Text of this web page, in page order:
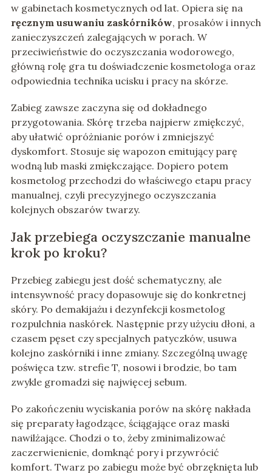
w gabinetach kosmetycznych od lat. Opiera się na
ręcznym usuwaniu zaskórników, prosaków i innych
zanieczyszczeń zalegających w porach. W
przeciwieństwie do oczyszczania wodorowego,
główną rolę gra tu doświadczenie kosmetologa oraz
odpowiednia technika ucisku i pracy na skórze.
Zabieg zawsze zaczyna się od dokładnego
przygotowania. Skórę trzeba najpierw zmiękczyć,
aby ułatwić opróżnianie porów i zmniejszyć
dyskomfort. Stosuje się wapozon emitujący parę
wodną lub maski zmiękczające. Dopiero potem
kosmetolog przechodzi do właściwego etapu pracy
manualnej, czyli precyzyjnego oczyszczania
kolejnych obszarów twarzy.
Jak przebiega oczyszczanie manualne
krok po kroku?
Przebieg zabiegu jest dość schematyczny, ale
intensywność pracy dopasowuje się do konkretnej
skóry. Po demakijażu i dezynfekcji kosmetolog
rozpulchnia naskórek. Następnie przy użyciu dłoni, a
czasem pęset czy specjalnych patyczków, usuwa
kolejno zaskórniki i inne zmiany. Szczególną uwagę
poświęca tzw. strefie T, nosowi i brodzie, bo tam
zwykle gromadzi się najwięcej sebum.
Po zakończeniu wyciskania porów na skórę nakłada
się preparaty łagodzące, ściągające oraz maski
nawilżające. Chodzi o to, żeby zminimalizować
zaczerwienienie, domknąć pory i przywrócić
komfort. Twarz po zabiegu może być obrzęknięta lub